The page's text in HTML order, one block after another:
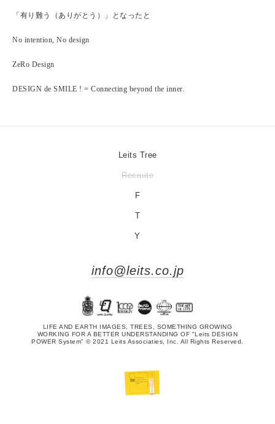
「有り難う（ありがとう）」となったと
No intention, No design
ZeRo Design
DESIGN de SMILE ! = Connecting beyond the inner.
Leits Tree
Recruite
F
T
Y
info@leits.co.jp
LIFE AND EARTH IMAGES, TREES, SOMETHING GROWING
WORKING FOR A BETTER UNDERSTANDING OF "Leits DESIGN
POWER System" © 2021 Leits Associaties, Inc. All Rights Reserved.